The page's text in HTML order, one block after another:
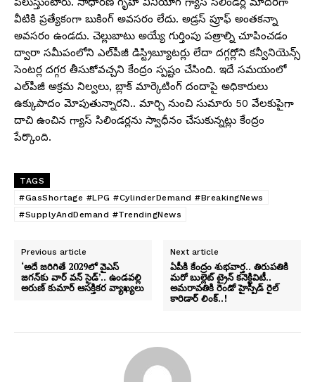
వీటికి ప్రత్యేకంగా బుకింగ్ అవసరం లేదు. అడ్రస్ ప్రూఫ్ అంతకన్నా
అవసరం ఉండదు. చెల్లుబాటు అయ్యే గుర్తింపు పత్రాల్ని చూపించడం
ద్వారా సమీపంలోని ఎల్‌పీజీ డిస్ట్రిబ్యూటర్లు లేదా దగ్గర్లోని కన్వీనియెన్స్
సెంటర్ల దగ్గర తీసుకోవచ్చని కేంద్రం స్పష్టం చేసింది. ఇదే సమయంలో
ఎల్‌పీజీ అక్రమ నిల్వలు, బ్లాక్ మార్కెటింగ్ దందాపై అధికారులు
ఉక్కుపాదం మోపుతున్నారని.. మార్చి నుంచి సుమారు 50 వేలకుపైగా
దాచి ఉంచిన గ్యాస్ సిలిండర్లను స్వాధీనం చేసుకున్నట్లు కేంద్రం
పేర్కొంది.
TAGS
#GasShortage #LPG #CylinderDemand #BreakingNews
#SupplyAndDemand #TrendingNews
Previous article
‘అదే జరిగితే 2029లో వైఎస్
జగన్‌కు వార్ వన్ సైడ్’.. ఉండవల్లి
అరుణ్ కుమార్ ఆసక్తికర వ్యాఖ్యలు
Next article
ఏపీకి కేంద్రం శుభవార్త.. తిరుపతికి
మరో బుల్లెట్ ట్రైన్ కనెక్టివిటీ..
అమరావతికి రెండో హైస్పీడ్ రైల్
కారిడార్ లింక్..!